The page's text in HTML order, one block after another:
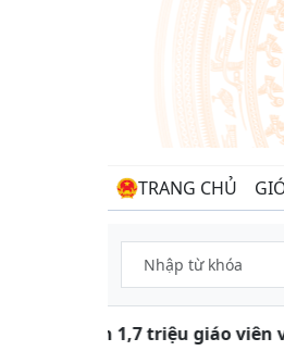
TRANG CHỦ
Gần 1,7 triệu giáo viên